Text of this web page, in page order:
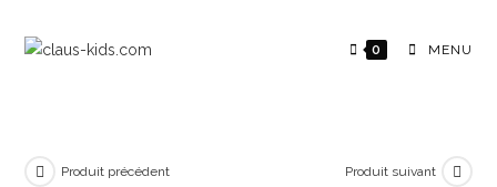
0 MENU
Produit précédent Produit suivant